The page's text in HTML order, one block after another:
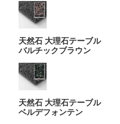
天然石 大理石テーブル
バルチックブラウン
天然石 大理石テーブル
ベルデフォンテン